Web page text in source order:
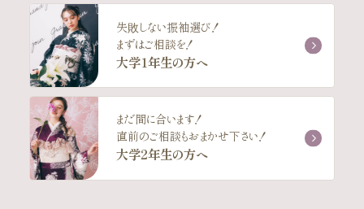
失敗しない振袖選び！
まずはご相談を！
大学1年生の方へ
まだ間に合います！
直前のご相談もおまかせ下さい！
大学2年生の方へ